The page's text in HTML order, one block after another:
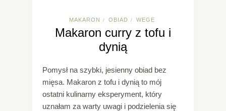
MAKARON / OBIAD / WEGE
Makaron curry z tofu i
dynią
Pomysł na szybki, jesienny obiad bez
mięsa. Makaron z tofu i dynią to mój
ostatni kulinarny eksperyment, który
uznałam za warty uwagi i podzielenia się